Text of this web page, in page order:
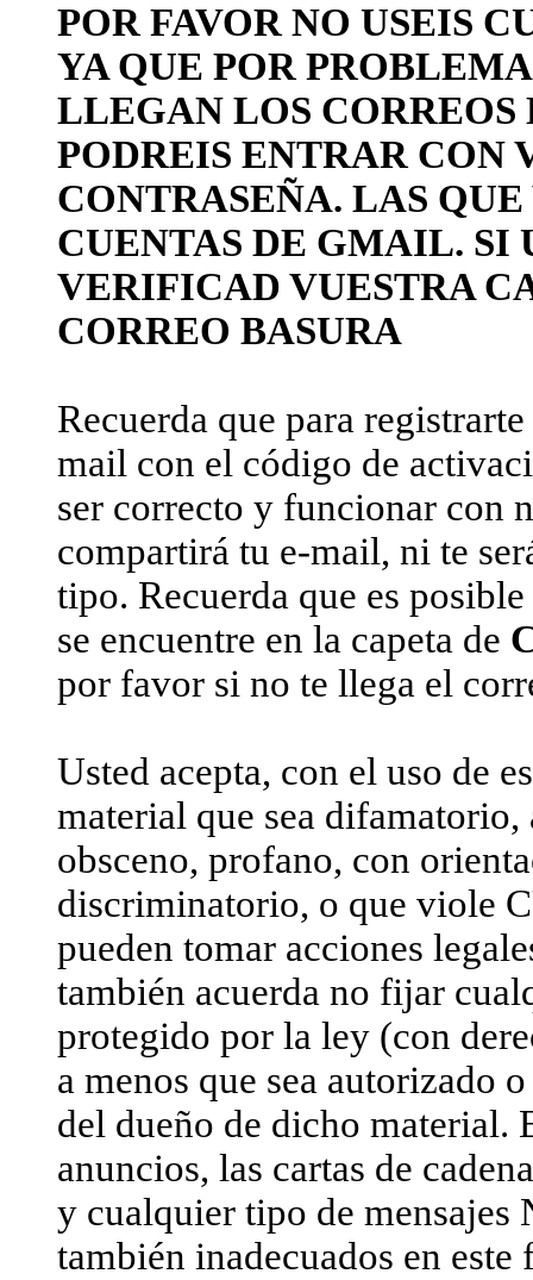
POR FAVOR NO USEIS
YA QUE POR
LLEGAN LOS
PODREIS ENTRAR CON
CONTRASEÑA. LAS
CUENTAS DE GMAIL. SI
VERIFICAD VUESTRA
CORREO BASURA
Recuerda que para
mail con el código de
ser correcto y funcionar con
compartirá tu e-mail, ni te
tipo. Recuerda que es
se encuentre en la capeta de
por favor si no te llega el
Usted acepta, con el uso de
material que sea
obsceno, profano, con
discriminatorio, o que viole
pueden tomar acciones
también acuerda no fijar
protegido por la ley (con
a menos que sea autorizado
del dueño de dicho material.
anuncios, las cartas de
y cualquier tipo de
también inadecuados en este